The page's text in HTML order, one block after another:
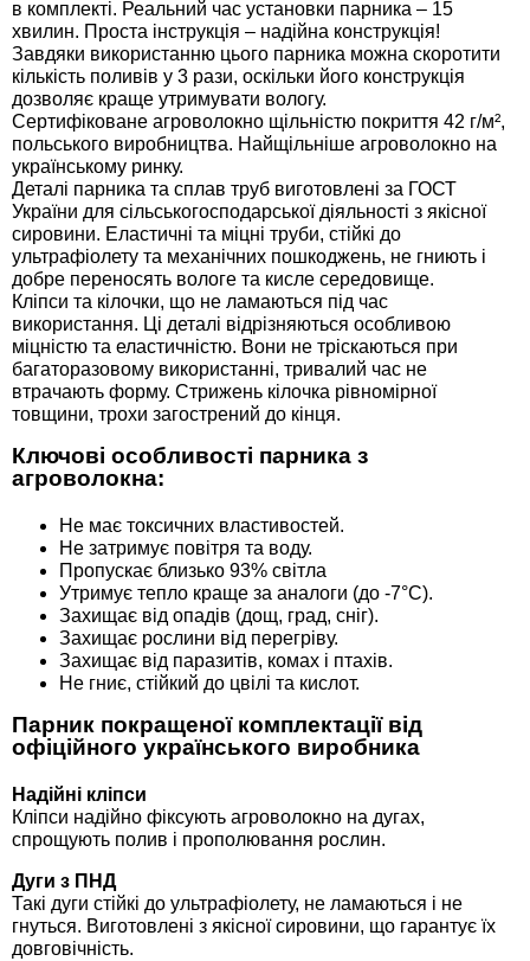
в комплекті. Реальний час установки парника – 15
хвилин. Проста інструкція – надійна конструкція!
Завдяки використанню цього парника можна скоротити
кількість поливів у 3 рази, оскільки його конструкція
дозволяє краще утримувати вологу.
Сертифіковане агроволокно щільністю покриття 42 г/м²,
польського виробництва. Найщільніше агроволокно на
українському ринку.
Деталі парника та сплав труб виготовлені за ГОСТ
України для сільськогосподарської діяльності з якісної
сировини. Еластичні та міцні труби, стійкі до
ультрафіолету та механічних пошкоджень, не гниють і
добре переносять вологе та кисле середовище.
Кліпси та кілочки, що не ламаються під час
використання. Ці деталі відрізняються особливою
міцністю та еластичністю. Вони не тріскаються при
багаторазовому використанні, тривалий час не
втрачають форму. Стрижень кілочка рівномірної
товщини, трохи загострений до кінця.
Ключові особливості парника з
агроволокна:
Не має токсичних властивостей.
Не затримує повітря та воду.
Пропускає близько 93% світла
Утримує тепло краще за аналоги (до -7°C).
Захищає від опадів (дощ, град, сніг).
Захищає рослини від перегріву.
Захищає від паразитів, комах і птахів.
Не гниє, стійкий до цвілі та кислот.
Парник покращеної комплектації від
офіційного українського виробника
Надійні кліпси
Кліпси надійно фіксують агроволокно на дугах,
спрощують полив і прополювання рослин.
Дуги з ПНД
Такі дуги стійкі до ультрафіолету, не ламаються і не
гнуться. Виготовлені з якісної сировини, що гарантує їх
довговічність.